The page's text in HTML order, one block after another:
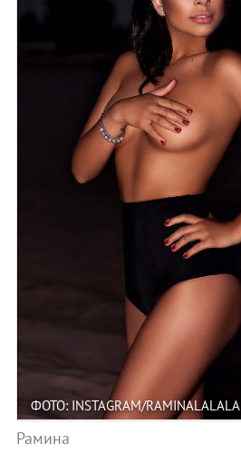
ФОТО: INSTAGRAM/RAMINALALALA
Рамина